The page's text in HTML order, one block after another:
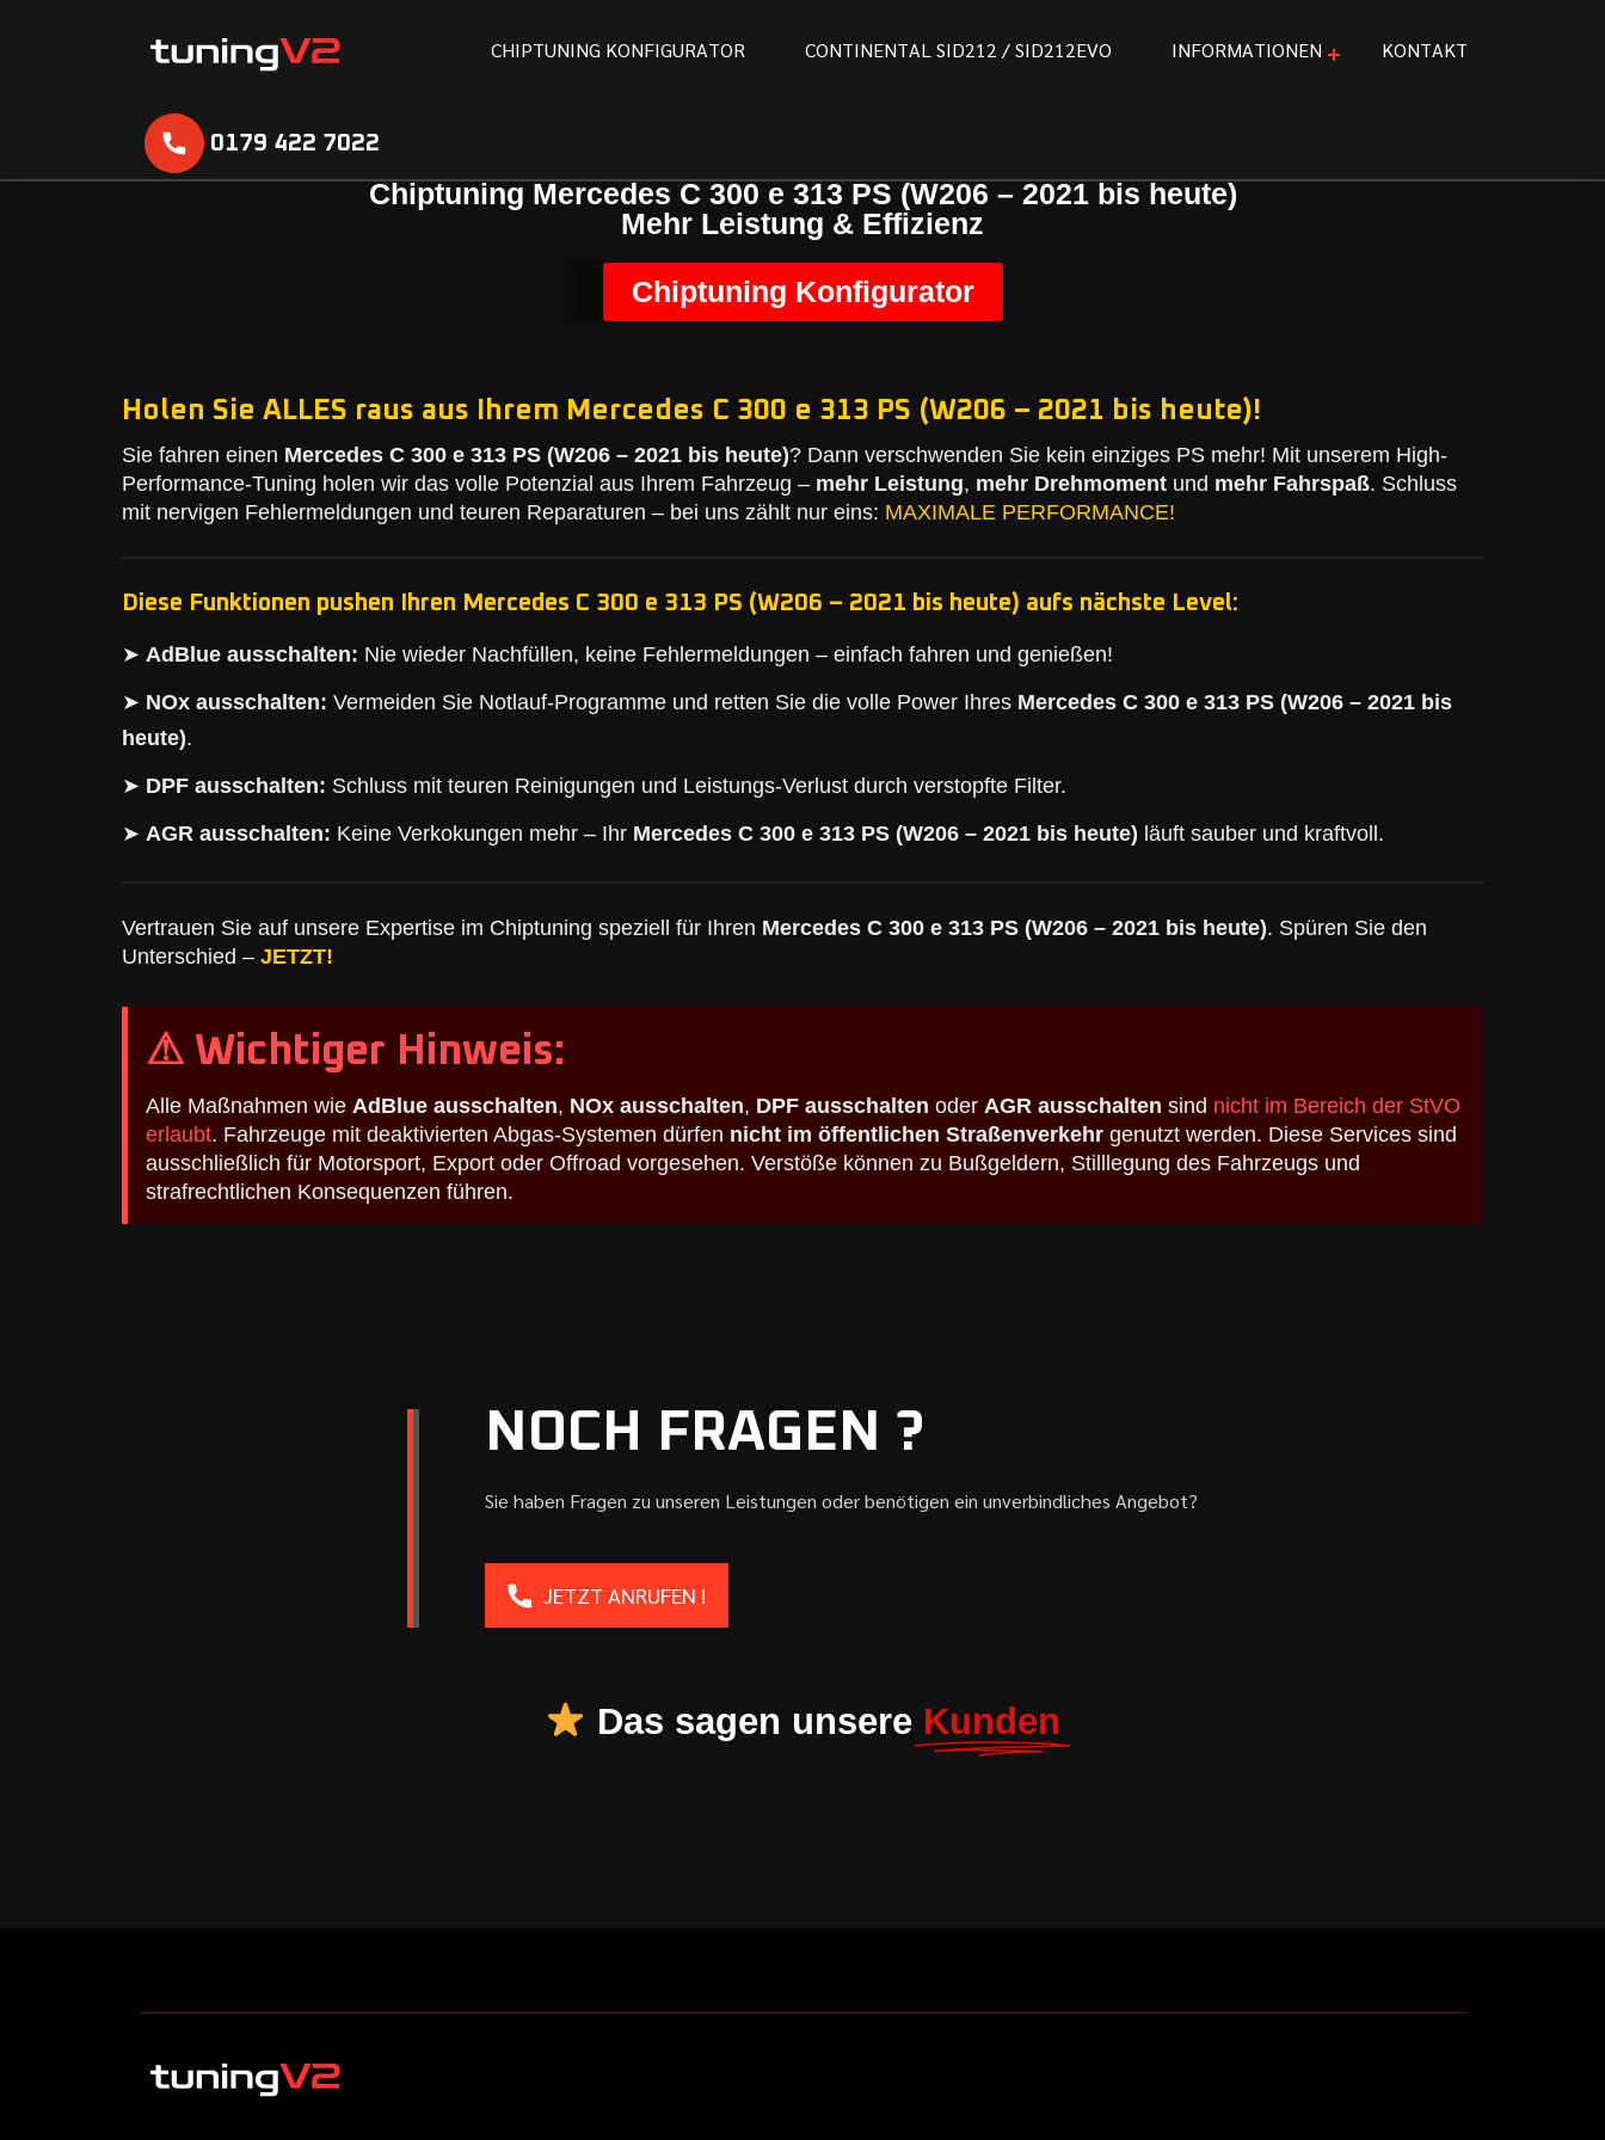
CHIPTUNING KONFIGURATOR CONTINENTAL SID21 2 / SID21 2EVO INFORMATIONEN KONTAKT
0179 422 7022
Chiptuning Mercedes C 300 e 313 PS (W206 – 2021 bis heute)
Mehr Leistung & Effizienz
Chiptuning Konfigurator
Holen Sie ALLES raus aus Ihrem Mercedes C 300 e 313 PS (W206 – 2021 bis heute)!
Sie fahren einen Mercedes C 300 e 313 PS (W206 – 2021 bis heute)? Dann verschwenden Sie kein einziges PS mehr! Mit unserem High-
Performance-Tuning holen wir das volle Potenzial aus Ihrem Fahrzeug – mehr Leistung, mehr Drehmoment und mehr Fahrspaß. Schluss
mit nervigen Fehlermeldungen und teuren Reparaturen – bei uns zählt nur eins: MAXIMALE PERFORMANCE!
Diese Funktionen pushen Ihren Mercedes C 300 e 313 PS (W206 – 2021 bis heute) aufs nächste Level:
➤ AdBlue ausschalten: Nie wieder Nachfüllen, keine Fehlermeldungen – einfach fahren und genießen!
➤ NOx ausschalten: Vermeiden Sie Notlauf-Programme und retten Sie die volle Power Ihres Mercedes C 300 e 313 PS (W206 – 2021 bis
heute).
➤ DPF ausschalten: Schluss mit teuren Reinigungen und Leistungs-Verlust durch verstopfte Filter.
➤ AGR ausschalten: Keine Verkokungen mehr – Ihr Mercedes C 300 e 313 PS (W206 – 2021 bis heute) läuft sauber und kraftvoll.
Vertrauen Sie auf unsere Expertise im Chiptuning speziell für Ihren Mercedes C 300 e 313 PS (W206 – 2021 bis heute). Spüren Sie den
Unterschied – JETZT!
⚠ Wichtiger Hinweis:
Alle Maßnahmen wie AdBlue ausschalten, NOx ausschalten, DPF ausschalten oder AGR ausschalten sind nicht im Bereich der StVO
erlaubt. Fahrzeuge mit deaktivierten Abgas-Systemen dürfen nicht im öffentlichen Straßenverkehr genutzt werden. Diese Services sind
ausschließlich für Motorsport, Export oder Offroad vorgesehen. Verstöße können zu Bußgeldern, Stilllegung des Fahrzeugs und
strafrechtlichen Konsequenzen führen.
NOCH FRAGEN ?
Sie haben Fragen zu unseren Leistungen oder benötigen ein unverbindliches Angebot?
JETZT ANRUFEN !
Das sagen unsere Kunden